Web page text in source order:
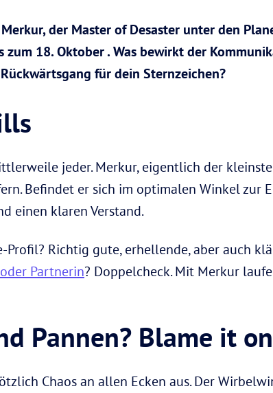
der Master of Desaster unter den
zum 18. Oktober . Was bewirkt der
für dein Sternzeichen?
jeder. Merkur, eigentlich der
Befindet er sich im optimalen Winkel zur
einen klaren Verstand.
Richtig gute, erhellende, aber auch
Partnerin? Doppelcheck. Mit Merkur
Pannen? Blame it
Chaos an allen Ecken aus. Der